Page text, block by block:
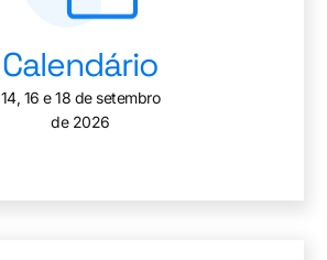
Calendário
14, 16 e 18 de setembro
de 2026